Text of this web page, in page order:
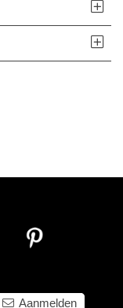
Aanmelden